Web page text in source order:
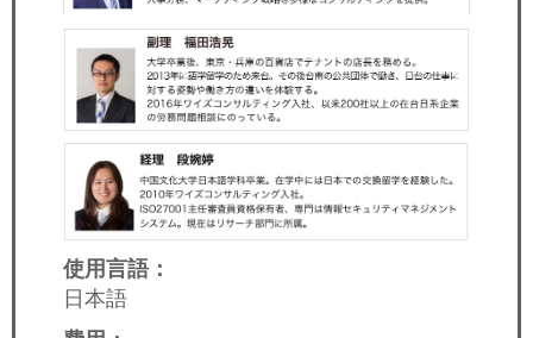
使用言語：
日本語